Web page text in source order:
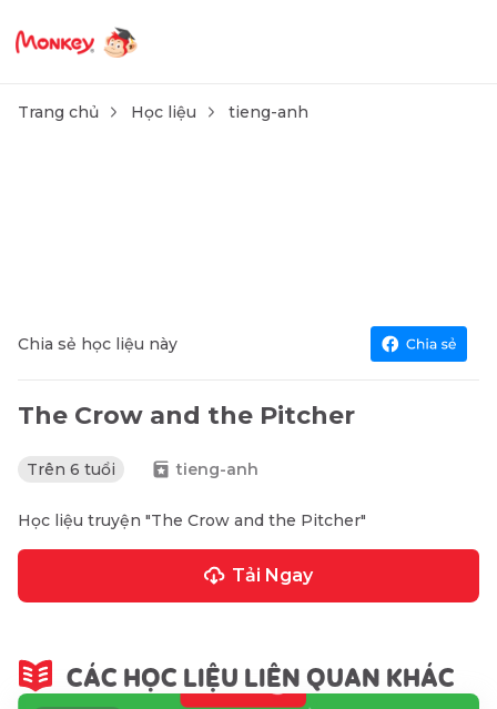
Trang chủ Học liệu tieng-anh
Chia sẻ học liệu này
The Crow and the Pitcher
Trên 6 tuổi tieng-anh
Học liệu truyện "The Crow and the Pitcher"
Tải Ngay
CÁC HỌC LIỆU LIÊN QUAN KHÁC